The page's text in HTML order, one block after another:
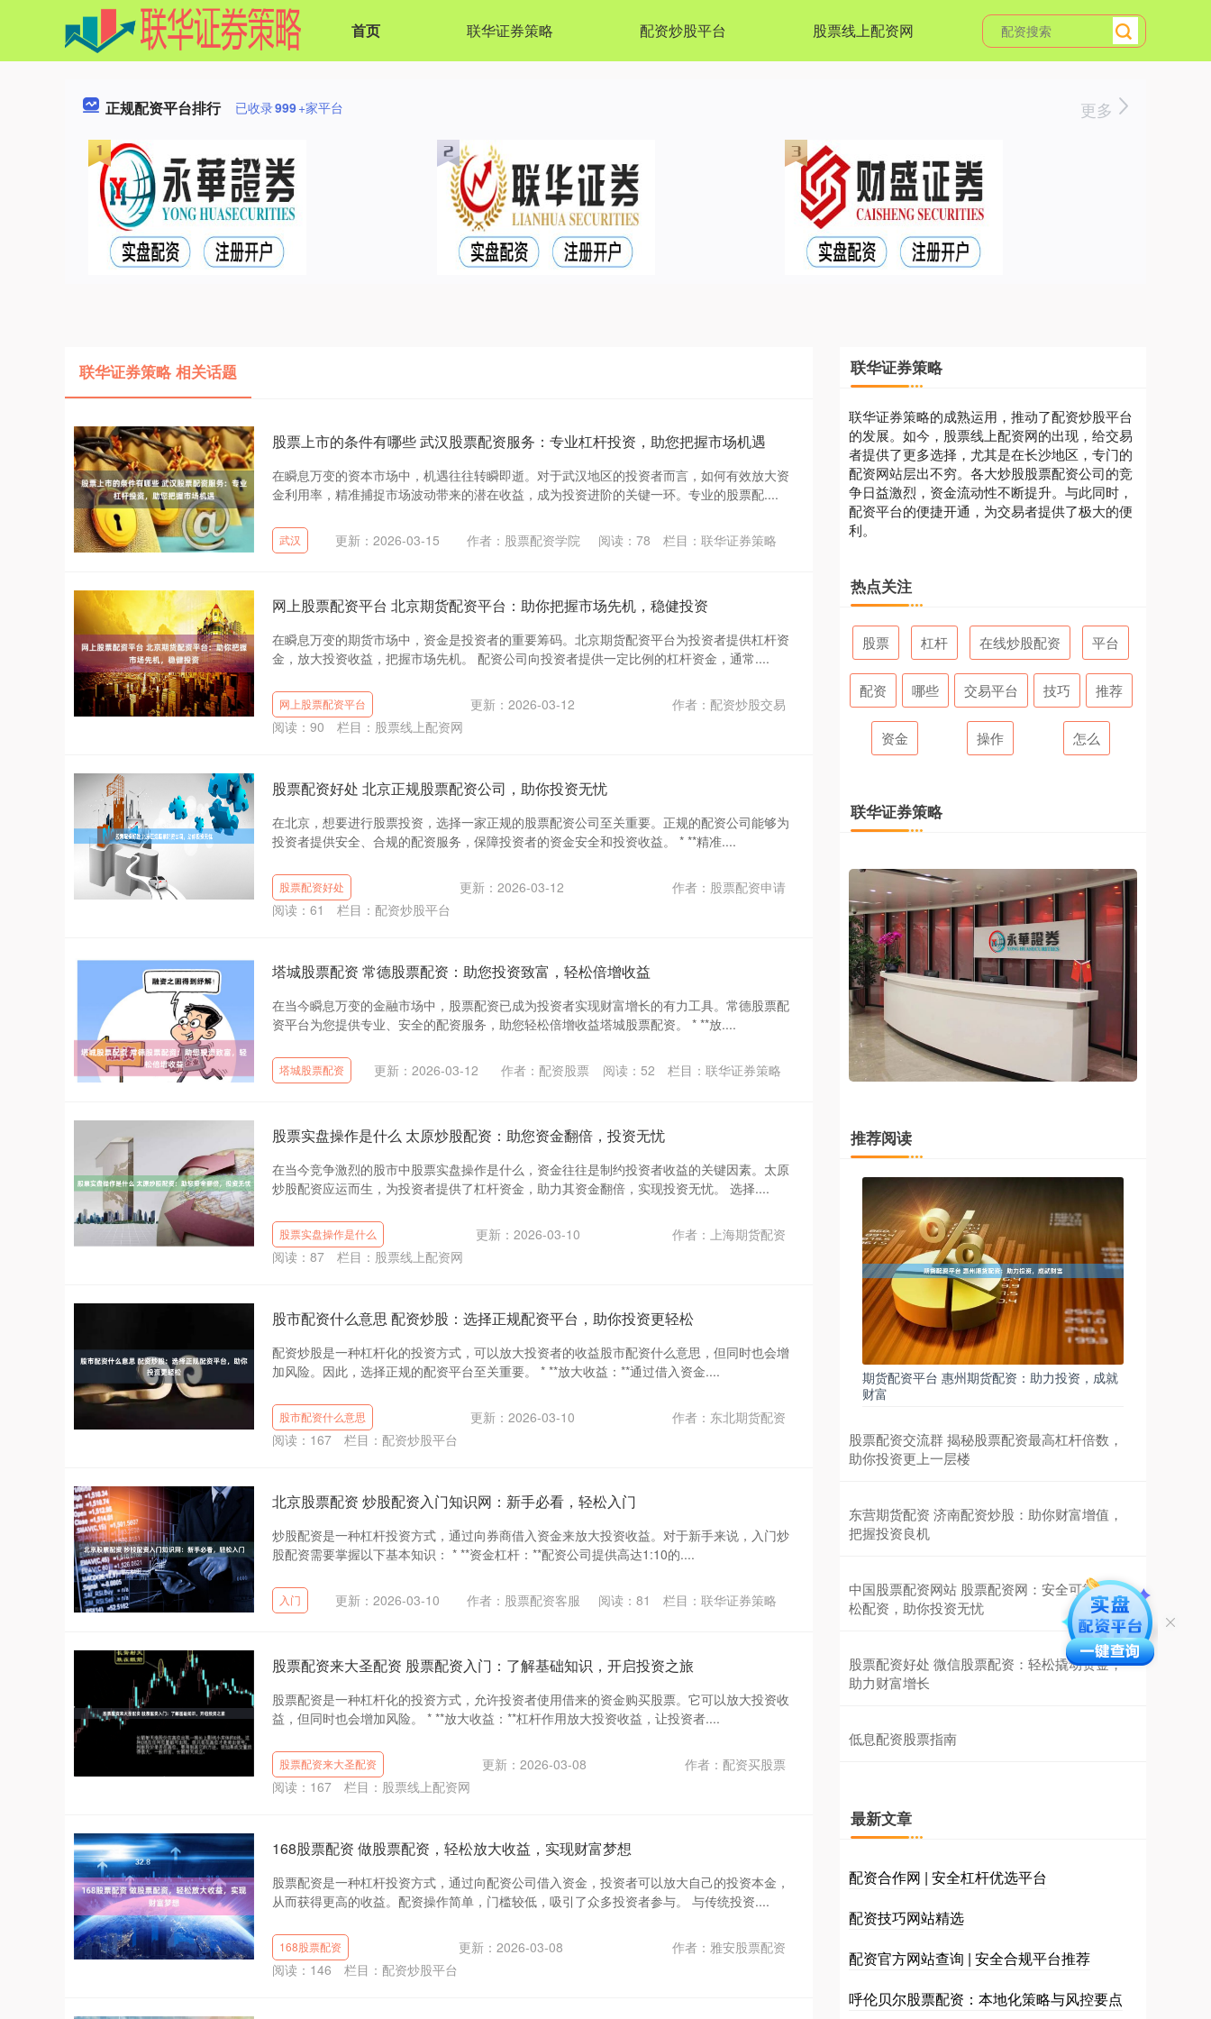
首页 联华证券策略 配资炒股平台 股票线上配资网
正规配资平台排行 已收录999+家平台 更多
联华证券策略 相关话题
股票上市的条件有哪些 武汉股票配资服务：专业杠杆投资，助您把握市场机遇
在瞬息万变的资本市场中，机遇往往转瞬即逝。对于武汉地区的投资者而言，如何有效放大资
金利用率，精准捕捉市场波动带来的潜在收益，成为投资进阶的关键一环。专业的股票配....
武汉 更新：2026-03-15 作者：股票配资学院 阅读： 78 栏目： 联华证券策略
网上股票配资平台 北京期货配资平台：助你把握市场先机，稳健投资
在瞬息万变的期货市场中，资金是投资者的重要筹码。北京期货配资平台为投资者提供杠杆资
金，放大投资收益，把握市场先机。 配资公司向投资者提供一定比例的杠杆资金，通常....
网上股票配资平台 更新：2026-03-12
作者：配资炒股交易
阅读： 90 栏目： 股票线上配资网
股票配资好处 北京正规股票配资公司，助你投资无忧
在北京，想要进行股票投资，选择一家正规的股票配资公司至关重要。正规的配资公司能够为
投资者提供安全、合规的配资服务，保障投资者的资金安全和投资收益。 * **精准....
股票配资好处 更新：2026-03-12
作者：股票配资申请
阅读： 61 栏目： 配资炒股平台
塔城股票配资 常德股票配资：助您投资致富，轻松倍增收益
在当今瞬息万变的金融市场中，股票配资已成为投资者实现财富增长的有力工具。常德股票配
资平台为您提供专业、安全的配资服务，助您轻松倍增收益塔城股票配资。 * **放....
塔城股票配资 更新：2026-03-12 作者：配资股票 阅读： 52 栏目： 联华证券策略
股票实盘操作是什么 太原炒股配资：助您资金翻倍，投资无忧
在当今竞争激烈的股市中股票实盘操作是什么，资金往往是制约投资者收益的关键因素。太原
炒股配资应运而生，为投资者提供了杠杆资金，助力其资金翻倍，实现投资无忧。 选择....
股票实盘操作是什么 更新：2026-03-10
作者：上海期货配资
阅读： 87 栏目： 股票线上配资网
股市配资什么意思 配资炒股：选择正规配资平台，助你投资更轻松
配资炒股是一种杠杆化的投资方式，可以放大投资者的收益股市配资什么意思，但同时也会增
加风险。因此，选择正规的配资平台至关重要。 * **放大收益：**通过借入资金....
股市配资什么意思 更新：2026-03-10
作者：东北期货配资
阅读： 167 栏目： 配资炒股平台
北京股票配资 炒股配资入门知识网：新手必看，轻松入门
炒股配资是一种杠杆投资方式，通过向券商借入资金来放大投资收益。对于新手来说，入门炒
股配资需要掌握以下基本知识： * **资金杠杆：**配资公司提供高达1:10的....
入门 更新：2026-03-10 作者：股票配资客服 阅读： 81 栏目： 联华证券策略
股票配资来大圣配资 股票配资入门：了解基础知识，开启投资之旅
股票配资是一种杠杆化的投资方式，允许投资者使用借来的资金购买股票。它可以放大投资收
益，但同时也会增加风险。 * **放大收益：**杠杆作用放大投资收益，让投资者....
股票配资来大圣配资 更新：2026-03-08
作者：配资买股票
阅读： 167 栏目： 股票线上配资网
168股票配资 做股票配资，轻松放大收益，实现财富梦想
股票配资是一种杠杆投资方式，通过向配资公司借入资金，投资者可以放大自己的投资本金，
从而获得更高的收益。配资操作简单，门槛较低，吸引了众多投资者参与。 与传统投资....
168股票配资 更新：2026-03-08
作者：雅安股票配资
阅读： 146 栏目： 配资炒股平台
联华证券策略
联华证券策略的成熟运用，推动了配资炒股平台
的发展。如今，股票线上配资网的出现，给交易
者提供了更多选择，尤其是在长沙地区，专门的
配资网站层出不穷。各大炒股股票配资公司的竞
争日益激烈，资金流动性不断提升。与此同时，
配资平台的便捷开通，为交易者提供了极大的便
利。
热点关注
股票 杠杆 在线炒股配资 平台
配资 哪些 交易平台 技巧 推荐
资金 操作 怎么
联华证券策略
推荐阅读
期货配资平台 惠州期货配资：助力投资，成就
财富
股票配资交流群 揭秘股票配资最高杠杆倍数，
助你投资更上一层楼
东营期货配资 济南配资炒股：助你财富增值，
把握投资良机
中国股票配资网站 股票配资网：安全可靠，轻
松配资，助你投资无忧
股票配资好处 微信股票配资：轻松撬动资金，
助力财富增长
低息配资股票指南
最新文章
配资合作网 | 安全杠杆优选平台
配资技巧网站精选
配资官方网站查询 | 安全合规平台推荐
呼伦贝尔股票配资：本地化策略与风控要点